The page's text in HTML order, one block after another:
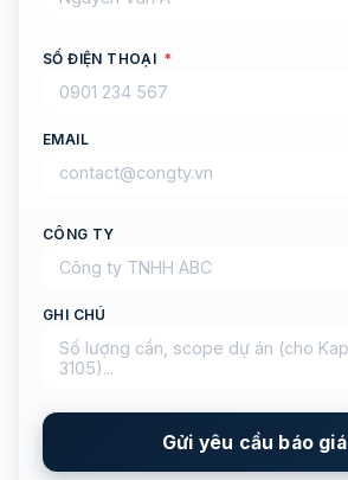
SỐ ĐIỆN THOẠI *
EMAIL
CÔNG TY
GHI CHÚ
Gửi yêu cầu báo giá